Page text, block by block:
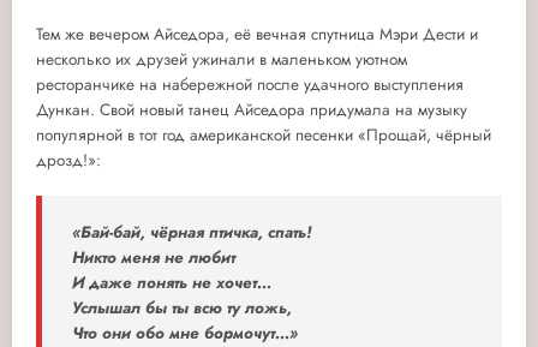
Тем же вечером Айседора, её вечная спутница Мэри Дести и
несколько их друзей ужинали в маленьком уютном
ресторанчике на набережной после удачного выступления
Дункан. Свой новый танец Айседора придумала на музыку
популярной в тот год американской песенки «Прощай, чёрный
дрозд!»:
«Бай-бай, чёрная птичка, спать!
Никто меня не любит
И даже понять не хочет...
Услышал бы ты всю ту ложь,
Что они обо мне бормочут...»